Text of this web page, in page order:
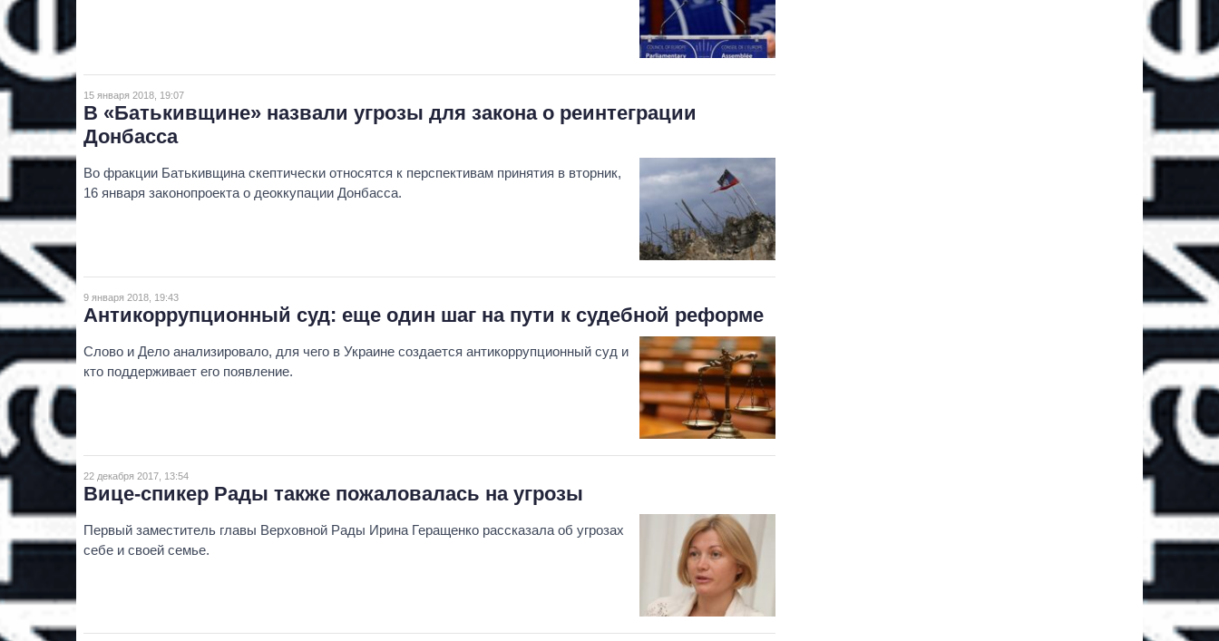
15 января 2018, 19:07
В «Батькивщине» назвали угрозы для закона о реинтеграции
Донбасса
Во фракции Батькивщина скептически относятся к перспективам принятия в вторник,
16 января законопроекта о деоккупации Донбасса.
9 января 2018, 19:43
Антикоррупционный суд: еще один шаг на пути к судебной реформе
Слово и Дело анализировало, для чего в Украине создается антикоррупционный суд и
кто поддерживает его появление.
22 декабря 2017, 13:54
Вице-спикер Рады также пожаловалась на угрозы
Первый заместитель главы Верховной Рады Ирина Геращенко рассказала об угрозах
себе и своей семье.